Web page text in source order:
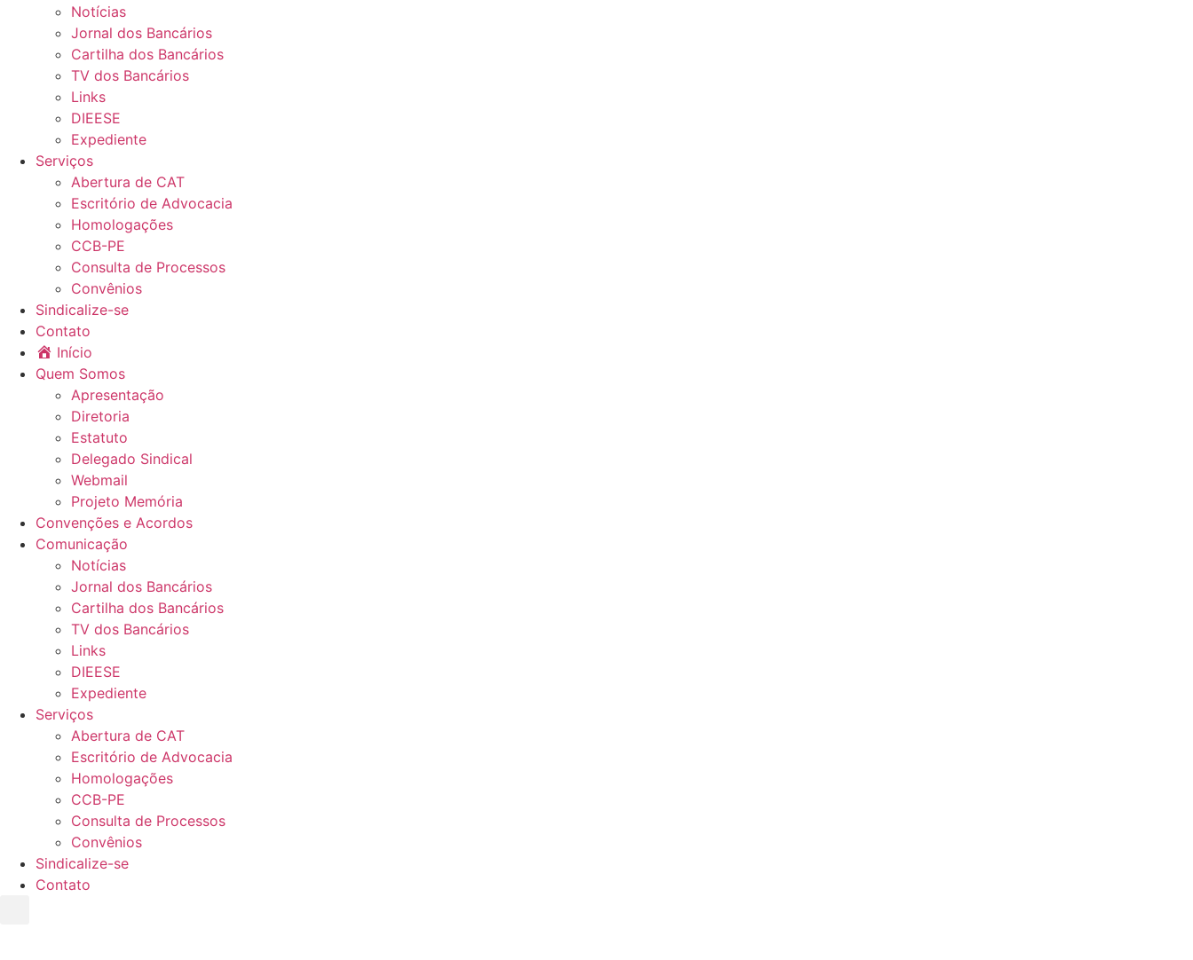
Notícias
Jornal dos Bancários
Cartilha dos Bancários
TV dos Bancários
Links
DIEESE
Expediente
Serviços
Abertura de CAT
Escritório de Advocacia
Homologações
CCB-PE
Consulta de Processos
Convênios
Sindicalize-se
Contato
Início
Quem Somos
Apresentação
Diretoria
Estatuto
Delegado Sindical
Webmail
Projeto Memória
Convenções e Acordos
Comunicação
Notícias
Jornal dos Bancários
Cartilha dos Bancários
TV dos Bancários
Links
DIEESE
Expediente
Serviços
Abertura de CAT
Escritório de Advocacia
Homologações
CCB-PE
Consulta de Processos
Convênios
Sindicalize-se
Contato